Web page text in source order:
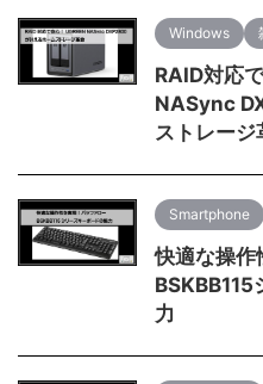
Windows
RAID対応
NASync
ストレージ
Smartphone
快適な操作
BSKBB115
力